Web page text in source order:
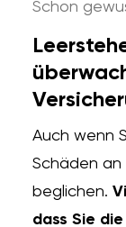
Schon
Auch wenn
Schäden an
beglichen.
dass Sie